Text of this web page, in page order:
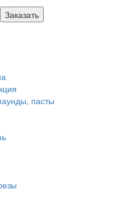
Заказать
пасты